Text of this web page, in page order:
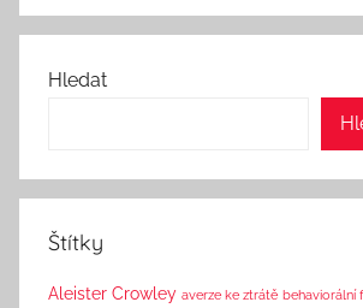
e
T
n
Hledat
Štítky
Aleister Crowley averze ke ztrátě behaviorální